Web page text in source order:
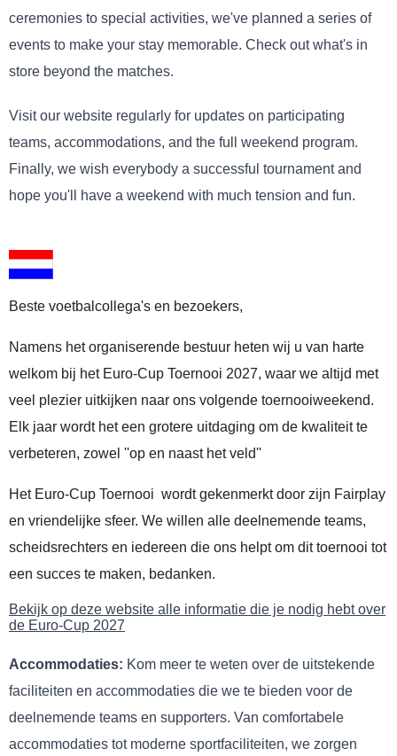
ceremonies to special activities, we've planned a series of
events to make your stay memorable. Check out what's in
store beyond the matches.
Visit our website regularly for updates on participating
teams, accommodations, and the full weekend program.
Finally, we wish everybody a successful tournament and
hope you'll have a weekend with much tension and fun.
Beste voetbalcollega's en bezoekers,
Namens het organiserende bestuur heten wij u van harte
welkom bij het Euro-Cup Toernooi 2027, waar we altijd met
veel plezier uitkijken naar ons volgende toernooiweekend.
Elk jaar wordt het een grotere uitdaging om de kwaliteit te
verbeteren, zowel ''op en naast het veld''
Het Euro-Cup Toernooi wordt gekenmerkt door zijn Fairplay
en vriendelijke sfeer. We willen alle deelnemende teams,
scheidsrechters en iedereen die ons helpt om dit toernooi tot
een succes te maken, bedanken.
Bekijk op deze website alle informatie die je nodig hebt over
de Euro-Cup 2027
Accommodaties: Kom meer te weten over de uitstekende
faciliteiten en accommodaties die we te bieden voor de
deelnemende teams en supporters. Van comfortabele
accommodaties tot moderne sportfaciliteiten, we zorgen